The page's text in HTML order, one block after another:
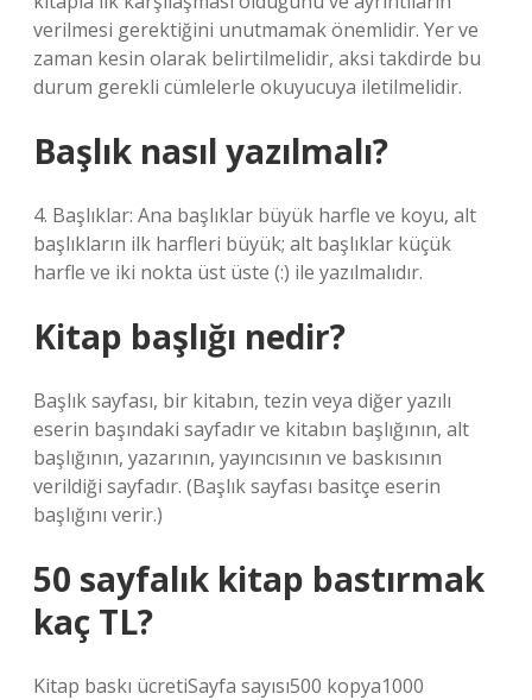
verilmesi gerektiğini unutmamak önemlidir. Yer ve
zaman kesin olarak belirtilmelidir, aksi takdirde bu
durum gerekli cümlelerle okuyucuya iletilmelidir.
Başlık nasıl yazılmalı?
4. Başlıklar: Ana başlıklar büyük harfle ve koyu, alt
başlıkların ilk harfleri büyük; alt başlıklar küçük
harfle ve iki nokta üst üste (:) ile yazılmalıdır.
Kitap başlığı nedir?
Başlık sayfası, bir kitabın, tezin veya diğer yazılı
eserin başındaki sayfadır ve kitabın başlığının, alt
başlığının, yazarının, yayıncısının ve baskısının
verildiği sayfadır. (Başlık sayfası basitçe eserin
başlığını verir.)
50 sayfalık kitap bastırmak
kaç TL?
Kitap baskı ücretiSayfa sayısı500 kopya1000